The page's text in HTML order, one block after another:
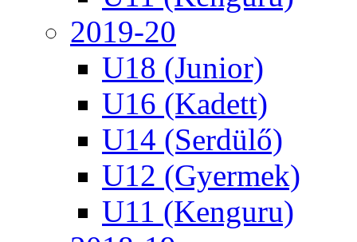
2019-20
U18 (Junior)
U16 (Kadett)
U14 (Serdülő)
U12 (Gyermek)
U11 (Kenguru)